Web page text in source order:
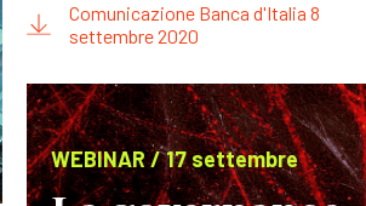
Comunicazione Banca d'Italia 8
settembre 2020
WEBINAR / 17 settembre